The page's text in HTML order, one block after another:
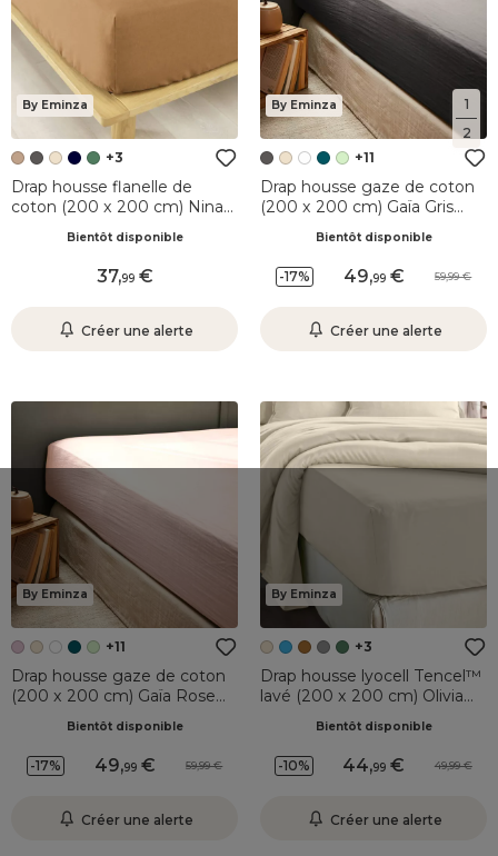
1
2
By Eminza
+3
Drap housse flanelle de
coton (200 x 200 cm) Nina
Bientôt disponible
37,99
Créer une alerte
By Eminza
+11
Drap housse gaze de coton
(200 x 200 cm) Gaïa Gris
Bientôt disponible
-17% 49,99 59,99
Créer une alerte
By Eminza
+11
Drap housse gaze de coton
(200 x 200 cm) Gaïa Rose
Bientôt disponible
-17% 49,99 59,99
Créer une alerte
By Eminza
+3
Drap housse lyocell Tencel™
lavé (200 x 200 cm) Olivia
Bientôt disponible
-10% 44,99 49,99
Créer une alerte